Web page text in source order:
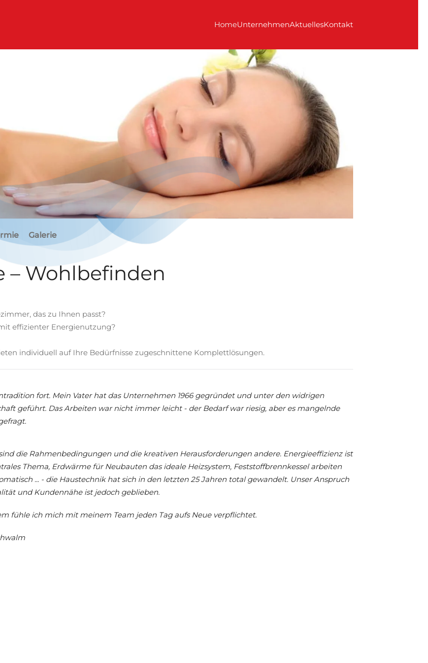
HomeUnternehmenAktuellesKontakt
Galerie
– Wohlbefinden
das zu Ihnen passt?
effizienter Energienutzung?
individuell auf Ihre Bedürfnisse zugeschnittene Komplettlösungen.
fort. Mein Vater hat das Unternehmen 1966 gegründet und unter den widrigen
geführt. Das Arbeiten war nicht immer leicht - der Bedarf war riesig, aber es mangelnde
die Rahmenbedingungen und die kreativen Herausforderungen andere. Energieeffizienz ist
Thema, Erdwärme für Neubauten das ideale Heizsystem, Feststoffbrennkessel arbeiten
... - die Haustechnik hat sich in den letzten 25 Jahren total gewandelt. Unser Anspruch
und Kundennähe ist jedoch geblieben.
fühle ich mich mit meinem Team jeden Tag aufs Neue verpflichtet.